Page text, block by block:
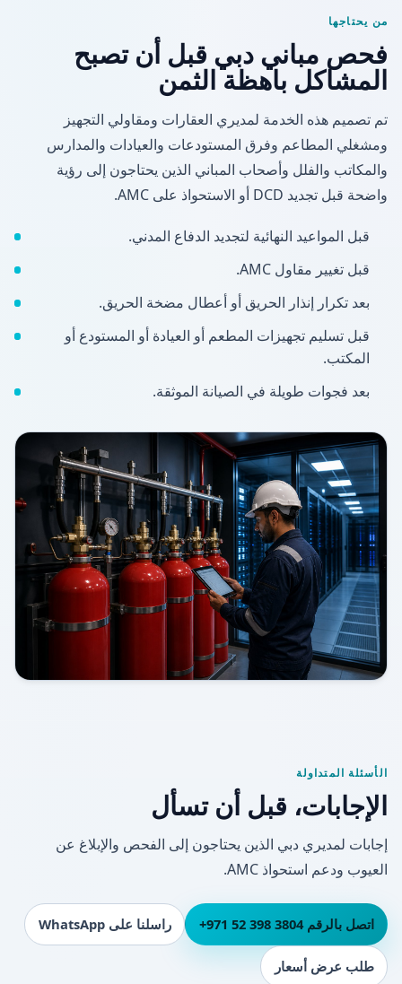
من يحتاجها
فحص مباني دبي قبل أن تصبح
المشاكل باهظة الثمن
تم تصميم هذه الخدمة لمديري العقارات ومقاولي التجهيز
ومشغلي المطاعم وفرق المستودعات والعيادات والمدارس
والمكاتب والفلل وأصحاب المباني الذين يحتاجون إلى رؤية
واضحة قبل تجديد DCD أو الاستحواذ على AMC.
قبل المواعيد النهائية لتجديد الدفاع المدني.
قبل تغيير مقاول AMC.
بعد تكرار إنذار الحريق أو أعطال مضخة الحريق.
قبل تسليم تجهيزات المطعم أو العيادة أو المستودع أو
المكتب.
بعد فجوات طويلة في الصيانة الموثقة.
الأسئلة المتداولة
الإجابات، قبل أن تسأل
إجابات لمديري دبي الذين يحتاجون إلى الفحص والإبلاغ عن
العيوب ودعم استحواذ AMC.
اتصل بالرقم ⁦+971 52 398 3804⁩ راسلنا على WhatsApp
طلب عرض أسعار